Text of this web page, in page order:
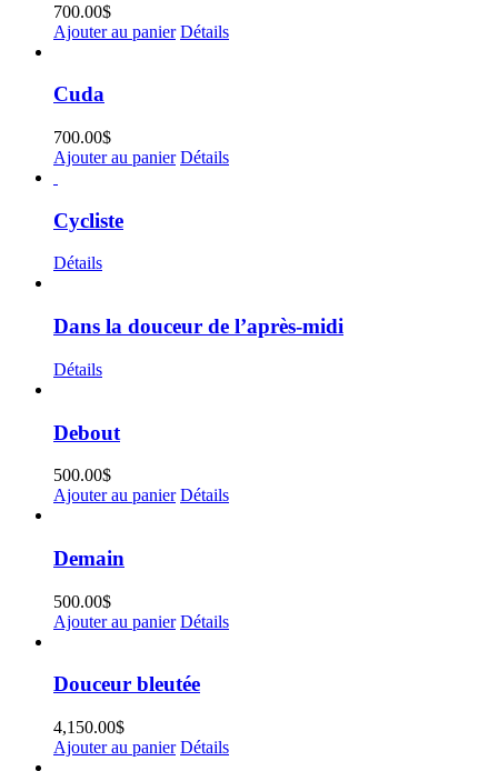
700.00$
Ajouter au panier Détails
Cuda
700.00$
Ajouter au panier Détails
Cycliste
Détails
Dans la douceur de l’après-midi
Détails
Debout
500.00$
Ajouter au panier Détails
Demain
500.00$
Ajouter au panier Détails
Douceur bleutée
4,150.00$
Ajouter au panier Détails